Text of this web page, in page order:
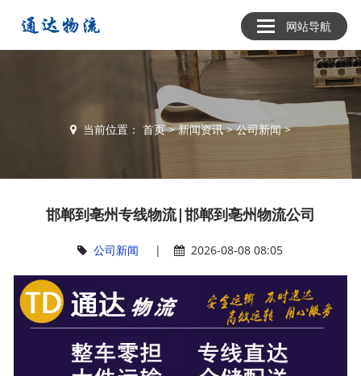
网站导航
当前位置： 首页>新闻资讯>公司新闻>
邯郸到亳州专线物流|邯郸到亳州物流公司
公司新闻 | 2026-08-08 08:05